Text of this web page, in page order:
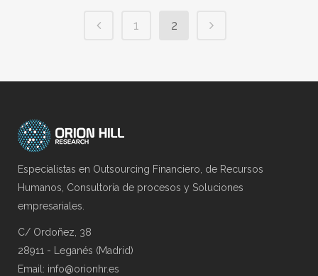
1 2
Especialistas en Outsourcing Financiero, de Recursos
Humanos, Consultoría de procesos y Soluciones
empresariales.
C/ Ordoñez, 38
28911 - Leganés (Madrid)
Email: info@orionhr.es